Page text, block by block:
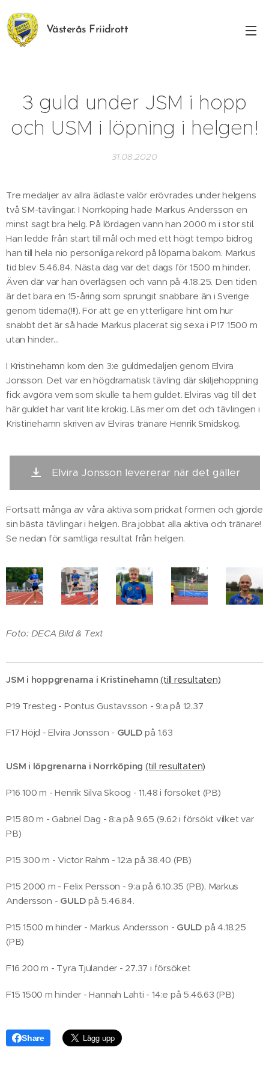
Västerås Friidrott
3 guld under JSM i hopp
och USM i löpning i helgen!
31.08.2020
Tre medaljer av allra ädlaste valör erövrades under helgens
två SM-tävlingar. I Norrköping hade Markus Andersson en
minst sagt bra helg. På lördagen vann han 2000 m i stor stil.
Han ledde från start till mål och med ett högt tempo bidrog
han till hela nio personliga rekord på löparna bakom. Markus
tid blev 5.46.84. Nästa dag var det dags för 1500 m hinder.
Även där var han överlägsen och vann på 4.18.25. Den tiden
är det bara en 15-åring som sprungit snabbare än i Sverige
genom tiderna(!!!). För att ge en ytterligare hint om hur
snabbt det är så hade Markus placerat sig sexa i P17 1500 m
utan hinder...
I Kristinehamn kom den 3:e guldmedaljen genom Elvira
Jonsson. Det var en högdramatisk tävling där skiljehoppning
fick avgöra vem som skulle ta hem guldet. Elviras väg till det
här guldet har varit lite krokig. Läs mer om det och tävlingen i
Kristinehamn skriven av Elviras tränare Henrik Smidskog.
Elvira Jonsson levererar när det gäller
Fortsatt många av våra aktiva som prickat formen och gjorde
sin bästa tävlingar i helgen. Bra jobbat alla aktiva och tränare!
Se nedan för samtliga resultat från helgen.
Foto: DECA Bild & Text
JSM i hoppgrenarna i Kristinehamn (till resultaten)
P19 Tresteg - Pontus Gustavsson - 9:a på 12.37
F17 Höjd - Elvira Jonsson - GULD på 1.63
USM i löpgrenarna i Norrköping (till resultaten)
P16 100 m - Henrik Silva Skoog - 11.48 i försöket (PB)
P15 80 m - Gabriel Dag - 8:a på 9.65 (9.62 i försökt vilket var
PB)
P15 300 m - Victor Rahm - 12:a på 38.40 (PB)
P15 2000 m - Felix Persson - 9:a på 6.10.35 (PB), Markus
Andersson - GULDpå 5.46.84.
P15 1500 m hinder - Markus Andersson - GULD på 4.18.25
(PB)
F16 200 m - Tyra Tjulander - 27.37 i försöket
F15 1500 m hinder - Hannah Lahti - 14:e på 5.46.63 (PB)
Share